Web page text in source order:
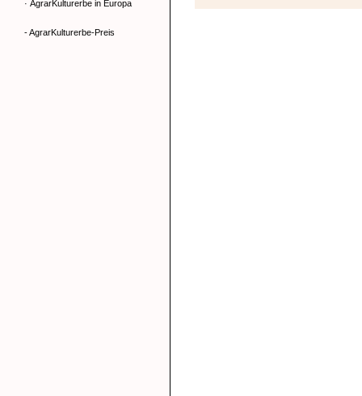
· AgrarKulturerbe in Europa
- AgrarKulturerbe-Preis